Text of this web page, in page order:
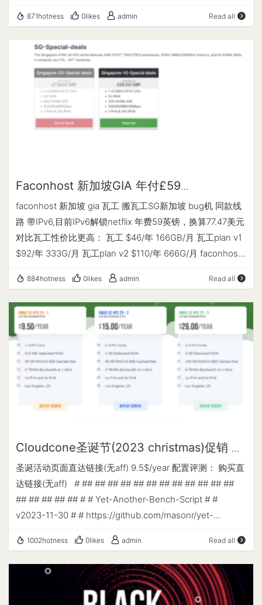
Angeles / California / US IPV6 ASN : AS8796 Fastnet
Data IPV6 位置 : Los Angeles / California / United States
IPV6 子网掩码 : 64 ----------------------CPU测试--通过
sysbench测试------------------------- -> CPU 测试中
(Fast Mode, 1-Pass @ 5sec) 1 线程测试(单核)得分: 1642
Scores ---------------------内存测试--感谢lemonbench
开源----------------------- -> 内存测试 Test (Fast
Mode, 1-Pass @ 5sec) 单线程读测试: 43152.29 MB/s 单
速度 读速度 100MB-4K Block 23.0 MB/s (5609 IOPS,
4.56s) 45.5 MB/s (11112 IOPS, 2.30s) 1GB-1M Block 175
MB/s (166 IOPS, 6.01s) 1.5 GB/s (1442 IOPS, 0.69s) -----
----------------磁盘fio读写测试--感谢yabs开源---------
------------- Block Size | 4k (IOPS) | 64k (IOPS) ------ |
$18.99/Year 直达链接 --------------------- A Bench
https://t.me/vps_reviews VPS融合怪版本：2024.08.29
Shell项目地址：https://github.com/spiritLHLS/ecs Go项目
地址：https://github.com/oneclickvirt/ecs --------------
-------基础信息查询--感谢所有开源项目-----------------
---- CPU 型号 : Intel(R) Xeon(R) CPU E5-2640 v4 @
2.40GHz CPU 核心数 : 3 CPU 频率 : 2399.996 MHz CPU
: 134.00 MiB / 1.92 GiB Swap : 0 KiB / 1022.98 MiB 硬盘空
时间 : 3 days, 22 hour 52 min 负载 : 0.24, 0.07, 0.02 系统 :
Debian GNU/Linux 12 (bookworm) (x86_64) 架构 : x86_64
(64 Bit) 内核 : 6.1.0-23-amd64 TCP加速方式 : cubic 虚拟
化架构 : KVM IPV4 ASN : AS35916 MULTACOM
CORPORATION IPV4 位置 : Los Angeles / California / US
IPV6 ASN : AS35916 Multacom Corporation IPV6 位置 :
Los Angeles / California / United States IPV6 子网掩码 :
128 ----------------------CPU测试--通过sysbench测试-
------------------------ -> CPU 测试中 (Fast Mode, 1-
Pass @ 5sec) 1 线程测试(单核)得分: 794 Scores 3 线程测
试(多核)得分: 2190 Scores ---------------------内存测
试--感谢lemonbench开源----------------------- -> 内存
测试 Test (Fast Mode, 1-Pass @ 5sec) 单线程读测试:
-------- -> 磁盘IO测试中 (4K Block/1M Block, Direct
Mode) 测试操作 写速度 读速度 100MB-4K Block 9.2 MB/s
(2246 IOPS, 11.40s) 22.4 MB/s (5460 IOPS, 4.69s) 1GB-
1M Block 498 MB/s (475 IOPS, 2.11s) 1.3 GB/s (1254
IOPS, 0.80s) ---------------------磁盘fio读写测试--感谢
871hotness 0likes admin Read all
Faconhost 新加坡GIA 年付£59
300GB@500Mbps 瓦工bug鸡同款线路 评
测
faconhost 新加坡 gia 瓦工 搬瓦工SG新加坡 bug机 同款线
路 带IPv6,目前IPv6解锁netflix 年费59英镑，换算77.47美元
对比瓦工性价比更高： 瓦工 $46/年 166GB/月 瓦工plan v1
$92/年 333G/月 瓦工plan v2 $110/年 666G/月 faconhost
£59.00 GBP 1 vCORES EPYC CPU 1G RAM 20G NVMe
SSD 300GB/M@500Mbps 1 IPV4 & /64 IPV6 购买链接 融
合怪测试： --------------------- A Bench Script By
spiritlhl ---------------------- 测评频道:
https://t.me/vps_reviews VPS融合怪版本：2024.08.29
Shell项目地址：https://github.com/spiritLHLS/ecs Go项目
地址：https://github.com/oneclickvirt/ecs --------------
---- CPU 型号 : AMD EPYC 7282 16-Core Processor CPU
KB / L2: 512.00 KB / L3: 64.00 MB AES-NI指令集 : ✔
/ 925.84 MiB Swap : [ no swap partition or swap file
detected ] 硬盘空间 : 2.01 GiB / 19.82 GiB 启动盘路径 :
/dev/sda3 系统在线时间 : 0 days, 3 hour 34 min 负载 :
0.35, 0.10, 0.03 系统 : Debian GNU/Linux 12 (bookworm)
(x86_64) 架构 : x86_64 (64 Bit) 内核 : 6.1.0-25-amd64
TCP加速方式 : cubic 虚拟化架构 : KVM NAT类型 : Port
Restricted Cone IPV4 ASN : AS8888 xTom Pty Ltd IPV4
位置 : Singapore / Singapore / SG IPV6 ASN : AS8888
xTom IPV6 位置 : Australia IPV6 子网掩码 : 64 -----------
884hotness 0likes admin Read all
Cloudcone圣诞节(2023 christmas)促销 &
9.5$/year评测
圣诞活动页面直达链接(无aff) 9.5$/year 配置评测： 购买直
达链接(无aff) # ## ## ## ## ## ## ## ## ## ## ## ##
## ## ## ## ## # # Yet-Another-Bench-Script # #
v2023-11-30 # # https://github.com/masonr/yet-
## ## ## ## ## ## ## ## # Thu Dec 14 12:11:27 AM EST
2023 Basic System Information: ------------------------
--------- Uptime : 0 days, 2 hours, 02 minutes
Processor : Intel(R) Xeon(R) CPU E5-2697 v2 @ 2.70GHz
1002hotness 0likes admin Read all